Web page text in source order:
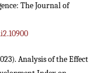
The Journal of
Analysis of the Effect